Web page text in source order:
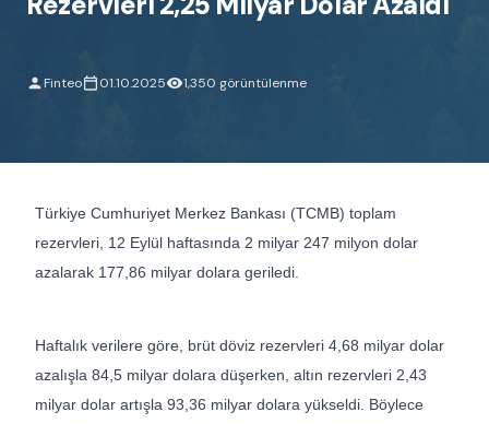
Finteo 01.10.2025 1,350 görüntülenme
Türkiye Cumhuriyet Merkez Bankası (TCMB) toplam
rezervleri, 12 Eylül haftasında 2 milyar 247 milyon dolar
azalarak 177,86 milyar dolara geriledi.
Haftalık verilere göre, brüt döviz rezervleri 4,68 milyar dolar
azalışla 84,5 milyar dolara düşerken, altın rezervleri 2,43
milyar dolar artışla 93,36 milyar dolara yükseldi. Böylece